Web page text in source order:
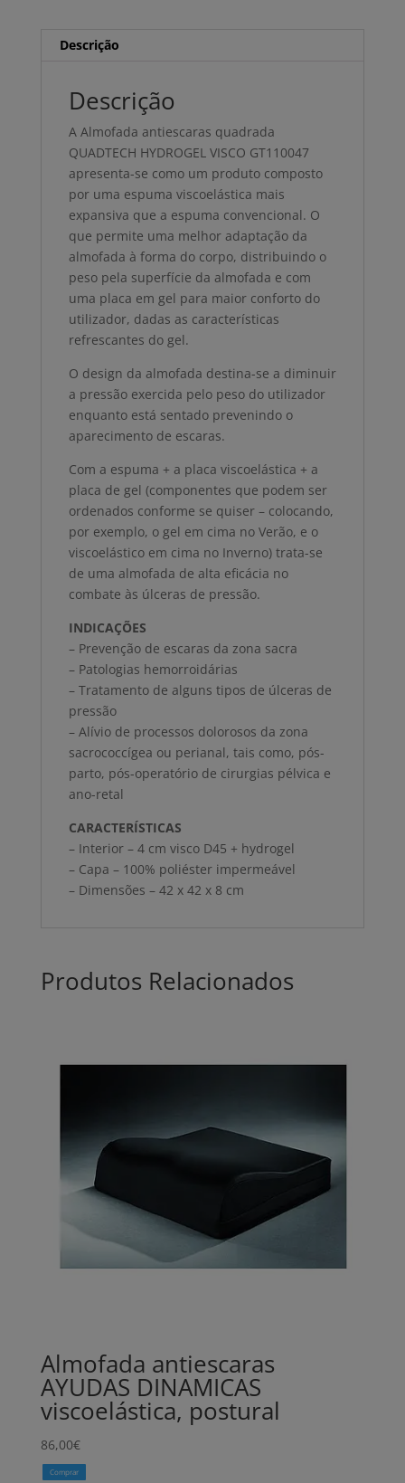
Descrição
Descrição
A Almofada antiescaras quadrada
QUADTECH HYDROGEL VISCO GT110047
apresenta-se como um produto composto
por uma espuma viscoelástica mais
expansiva que a espuma convencional. O
que permite uma melhor adaptação da
almofada à forma do corpo, distribuindo o
peso pela superfície da almofada e com
uma placa em gel para maior conforto do
utilizador, dadas as características
refrescantes do gel.
O design da almofada destina-se a diminuir
a pressão exercida pelo peso do utilizador
enquanto está sentado prevenindo o
aparecimento de escaras.
Com a espuma + a placa viscoelástica + a
placa de gel (componentes que podem ser
ordenados conforme se quiser – colocando,
por exemplo, o gel em cima no Verão, e o
viscoelástico em cima no Inverno) trata-se
de uma almofada de alta eficácia no
combate às úlceras de pressão.
INDICAÇÕES
– Prevenção de escaras da zona sacra
– Patologias hemorroidárias
– Tratamento de alguns tipos de úlceras de
pressão
– Alívio de processos dolorosos da zona
sacrococcígea ou perianal, tais como, pós-
parto, pós-operatório de cirurgias pélvica e
ano-retal
CARACTERÍSTICAS
– Interior – 4 cm visco D45 + hydrogel
– Capa – 100% poliéster impermeável
– Dimensões – 42 x 42 x 8 cm
Produtos Relacionados
Almofada antiescaras
AYUDAS DINAMICAS
viscoelástica, postural
86,00€
Comprar